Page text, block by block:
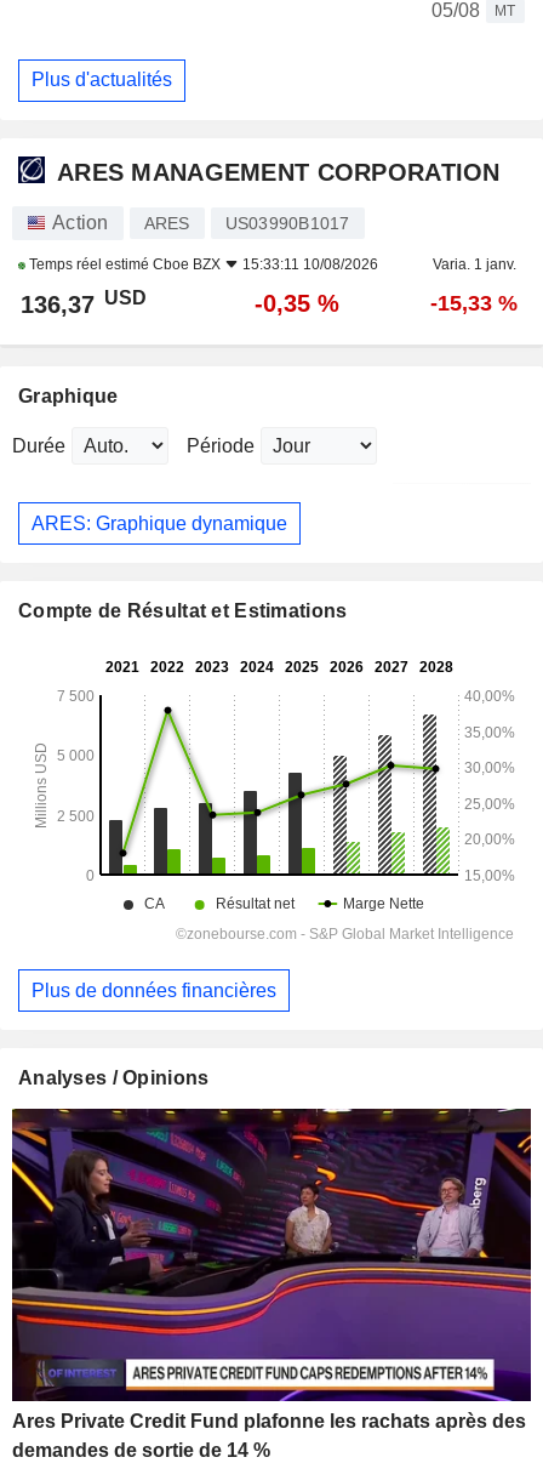
05/08 MT
Plus d'actualités
ARES MANAGEMENT CORPORATION
Action ARES US03990B1017
Temps réel estimé Cboe BZX 15:33:11 10/08/2026 Varia. 1 janv.
136,37 USD -0,35 % -15,33 %
Graphique
Durée Période
ARES: Graphique dynamique
Compte de Résultat et Estimations
Plus de données financières
Analyses / Opinions
Ares Private Credit Fund plafonne les rachats après des
demandes de sortie de 14 %